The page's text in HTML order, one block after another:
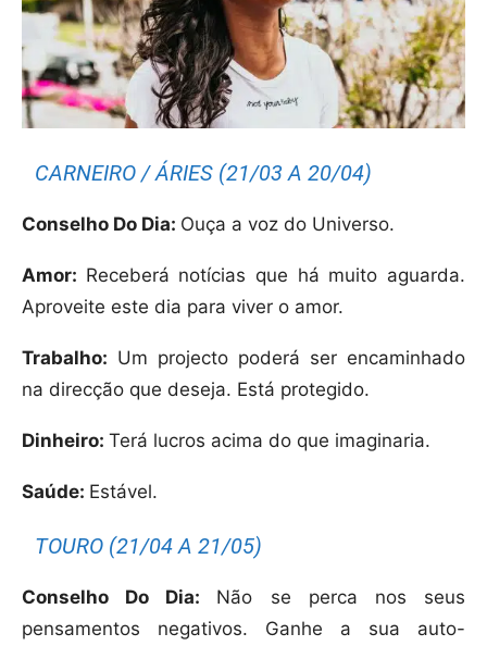
CARNEIRO / ÁRIES (21/03 A 20/04)
Conselho Do Dia: Ouça a voz do Universo.
Amor: Receberá notícias que há muito aguarda.
Aproveite este dia para viver o amor.
Trabalho: Um projecto poderá ser encaminhado
na direcção que deseja. Está protegido.
Dinheiro: Terá lucros acima do que imaginaria.
Saúde: Estável.
TOURO (21/04 A 21/05)
Conselho Do Dia: Não se perca nos seus
pensamentos negativos. Ganhe a sua auto-